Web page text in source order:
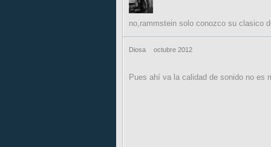
no,rammstein solo conozco su clasico
Diosa octubre 2012
Pues ahí va la calidad de sonido no es